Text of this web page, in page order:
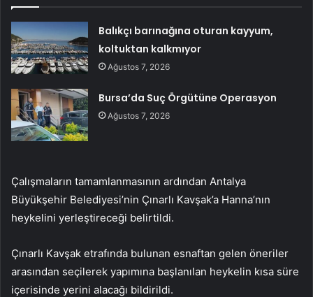
Balıkçı barınağına oturan kayyum,
koltuktan kalkmıyor
Ağustos 7, 2026
Bursa’da Suç Örgütüne Operasyon
Ağustos 7, 2026
Çalışmaların tamamlanmasının ardından Antalya
Büyükşehir Belediyesi’nin Çınarlı Kavşak’a Hanna’nın
heykelini yerleştireceği belirtildi.
Çınarlı Kavşak etrafında bulunan esnaftan gelen öneriler
arasından seçilerek yapımına başlanılan heykelin kısa süre
içerisinde yerini alacağı bildirildi.